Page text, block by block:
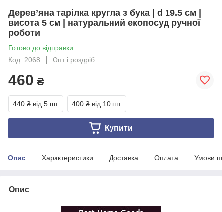
Дерев’яна тарілка кругла з бука | d 19.5 см |
висота 5 см | натуральний екопосуд ручної
роботи
Готово до відправки
Код: 2068
Опт і роздріб
460 ₴
440 ₴ від 5 шт. 400 ₴ від 10 шт.
Купити
Опис Характеристики Доставка Оплата Умови
Опис